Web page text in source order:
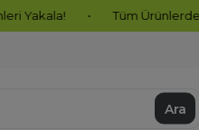
• Tüm Ürünlerde 5 Al 4 Öde
Ara